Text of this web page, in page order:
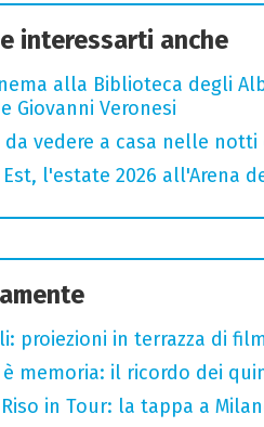
interessarti anche
alla Biblioteca degli
Giovanni Veronesi
da vedere a casa nelle
l'estate 2026 all'Arena
proiezioni in terrazza di
memoria: il ricordo dei
in Tour: la tappa a